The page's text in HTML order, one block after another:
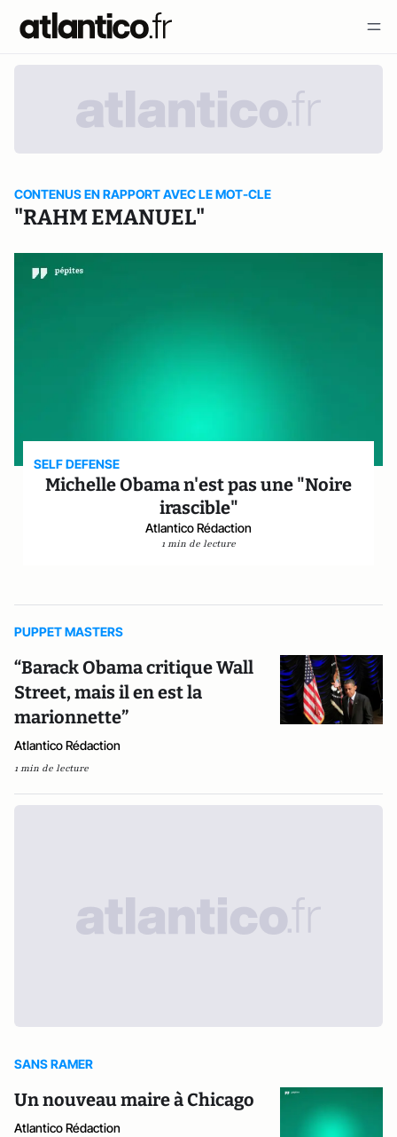
CONTENUS EN RAPPORT AVEC LE MOT-CLE
"RAHM EMANUEL"
SELF DEFENSE
Michelle Obama n'est pas une "Noire
irascible"
Atlantico Rédaction
1 min de lecture
PUPPET MASTERS
“Barack Obama critique Wall
Street, mais il en est la
marionnette”
Atlantico Rédaction
1 min de lecture
SANS RAMER
Un nouveau maire à Chicago
Atlantico Rédaction